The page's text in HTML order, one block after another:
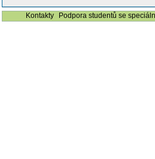
Kontakty
Podpora studentů se